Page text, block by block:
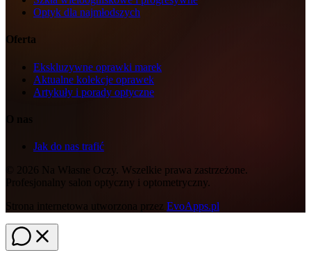
Optyk dla najmłodszych
Oferta
Ekskluzywne oprawki marek
Aktualne kolekcje oprawek
Artykuły i porady optyczne
Jak do nas trafić
©
2026 Na Własne Oczy. Wszelkie prawa zastrzeżone.
Profesjonalny salon optyczny i optometryczny.
Strona internetowa utworzona przez EvoApps.pl